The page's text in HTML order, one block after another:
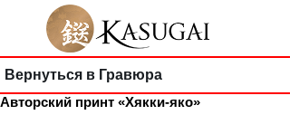
Вернуться в Гравюра
Авторский принт «Хякки-яко»